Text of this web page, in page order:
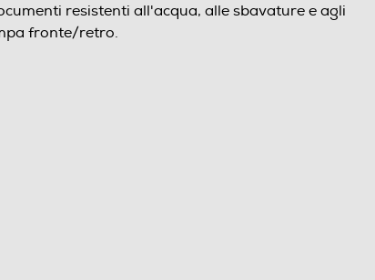
resistenti all'acqua, alle sbavature e agli
fronte/retro.